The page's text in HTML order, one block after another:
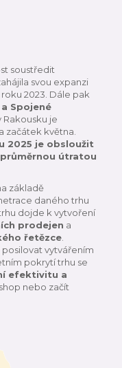
soustředit
svou expanzi
2023. Dále pak
Spojené
je
začátek května.
2025 je obsloužit
útratou
základě
daného trhu
dojde k vytvoření
prodejen a
řetězce
vytvářením
pokrytí trhu se
efektivitu a
nebo začít